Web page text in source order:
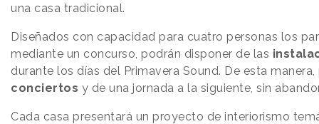
una casa tradicional.
Diseñados con capacidad para cuatro personas los
mediante un concurso, podrán disponer de las
durante los días del Primavera Sound. De esta
conciertos y de una jornada a la siguiente, sin
Cada casa presentará un proyecto de interiorismo